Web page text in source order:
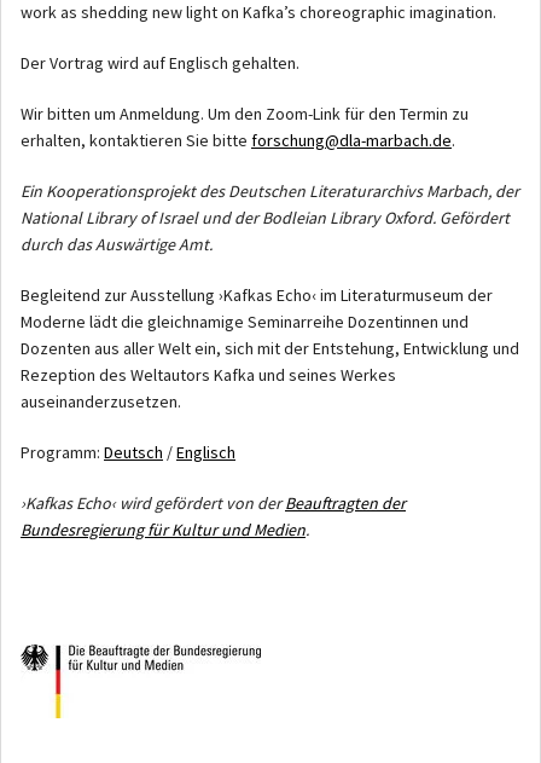
work as shedding new light on Kafka’s choreographic imagination.
Der Vortrag wird auf Englisch gehalten.
Wir bitten um Anmeldung. Um den Zoom-Link für den Termin zu
erhalten, kontaktieren Sie bitte forschung@dla-marbach.de.
Ein Kooperationsprojekt des Deutschen Literaturarchivs Marbach, der
National Library of Israel und der Bodleian Library Oxford. Gefördert
durch das Auswärtige Amt.
Begleitend zur Ausstellung ›Kafkas Echo‹ im Literaturmuseum der
Moderne lädt die gleichnamige Seminarreihe Dozentinnen und
Dozenten aus aller Welt ein, sich mit der Entstehung, Entwicklung und
Rezeption des Weltautors Kafka und seines Werkes
auseinanderzusetzen.
Programm: Deutsch /Englisch
›Kafkas Echo‹ wird gefördert von derBeauftragten der
Bundesregierung für Kultur und Medien.